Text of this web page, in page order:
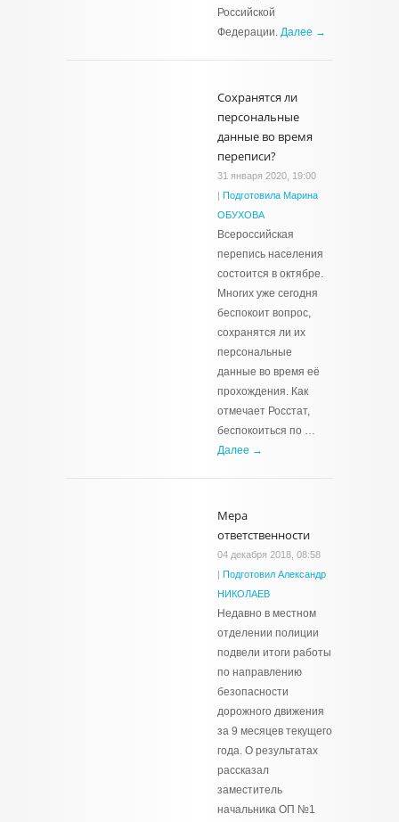
Российской
Федерации. Далее →
Сохранятся ли
персональные
данные во время
переписи?
31 января 2020, 19:00
| Подготовила Марина
ОБУХОВА
Всероссийская
перепись населения
состоится в октябре.
Многих уже сегодня
беспокоит вопрос,
сохранятся ли их
персональные
данные во время её
прохождения. Как
отмечает Росстат,
беспокоиться по …
Далее →
Мера
ответственности
04 декабря 2018, 08:58
| Подготовил Александр
НИКОЛАЕВ
Недавно в местном
отделении полиции
подвели итоги работы
по направлению
безопасности
дорожного движения
за 9 месяцев текущего
года. О результатах
рассказал
заместитель
начальника ОП №1